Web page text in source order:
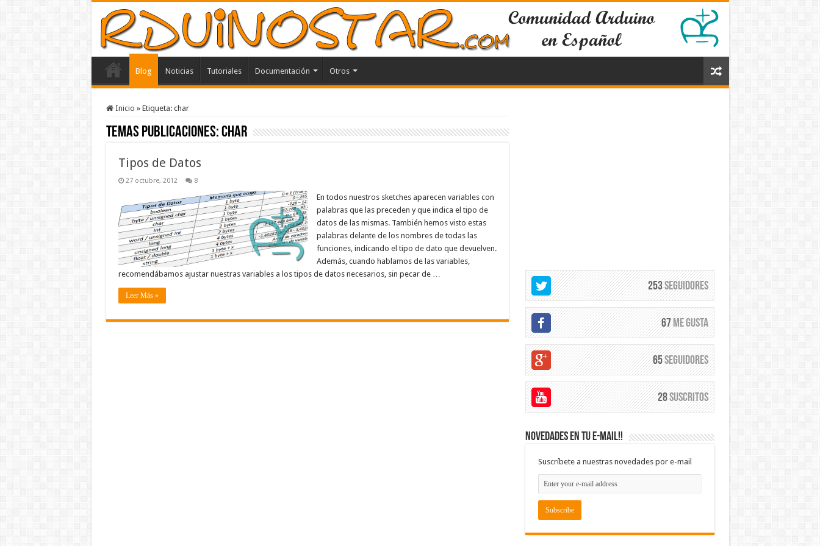
Blog Noticias Tutoriales Documentación Otros
Inicio » Etiqueta: char
Temas Publicaciones:char
Tipos de Datos
27 octubre, 2012 8
En todos nuestros sketches aparecen variables con
palabras que las preceden y que indica el tipo de
datos de las mismas. También hemos visto estas
palabras delante de los nombres de todas las
funciones, indicando el tipo de dato que devuelven.
Además, cuando hablamos de las variables,
recomendábamos ajustar nuestras variables a los tipos de datos necesarios, sin pecar de …
Leer Más »
253Seguidores
67Me Gusta
65Seguidores
28Suscritos
Novedades en tu e-mail!!
Suscríbete a nuestras novedades por e-mail